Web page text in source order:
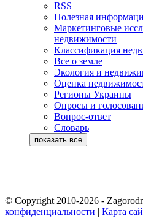
RSS
Полезная
Маркетинговые
недвижимости
Классификация
Все о земле
Экология и
Оценка
Регионы Украины
Опросы и
Вопрос-ответ
Словарь
© Copyright 2010-2026 -
конфиденциальности | Карта